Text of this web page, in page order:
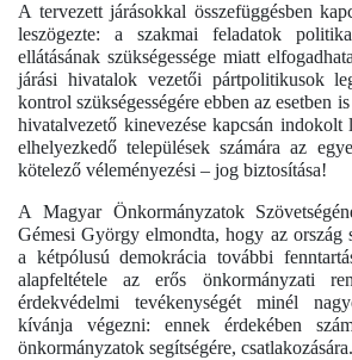
A tervezett járásokkal összefüggésben
leszögezte: a szakmai feladatok
ellátásának szükségessége miatt
járási hivatalok vezetői pártpolitikusok
kontrol szükségességére ebben az esetben
hivatalvezető kinevezése kapcsán indokolt
elhelyezkedő települések számára az
kötelező véleményezési – jog biztosítása!
A Magyar Önkormányzatok
Gémesi György elmondta, hogy az ország
a kétpólusú demokrácia további
alapfeltétele az erős önkormányzati
érdekvédelmi tevékenységét minél
kívánja végezni: ennek érdekében
önkormányzatok segítségére, csatlakozására.